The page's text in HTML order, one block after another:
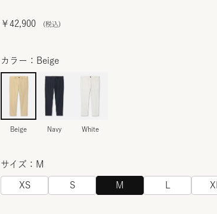
￥42,900
カラー：Beige
Beige Navy White
サイズ：M
XS S M XL